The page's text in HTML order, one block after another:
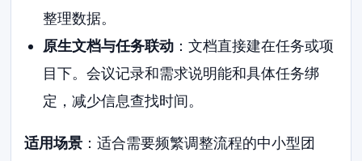
整理数据。
原生文档与任务联动：文档直接建在任务或项
目下。会议记录和需求说明能和具体任务绑
定，减少信息查找时间。
适用场景 ：适合需要频繁调整流程的中小型团